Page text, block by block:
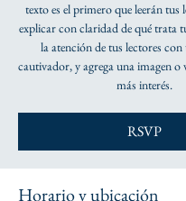
texto es el primero que leerán tus
explicar con claridad de qué trata
la atención de tus lectores
cautivador, y agrega una imagen o
más interés.
RSVP
Horario y ubicación